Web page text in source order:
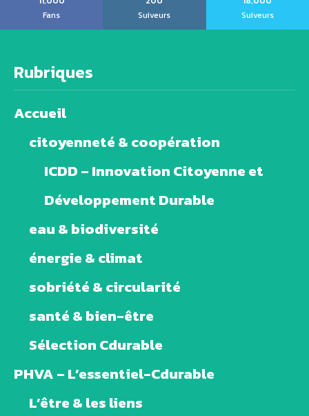
Fans
Suiveurs
Suiveurs
Rubriques
Accueil
citoyenneté & coopération
ICDD – Innovation Citoyenne et
Développement Durable
eau & biodiversité
énergie & climat
sobriété & circularité
santé & bien-être
Sélection Cdurable
PHVA – L’essentiel-Cdurable
L’être & les liens